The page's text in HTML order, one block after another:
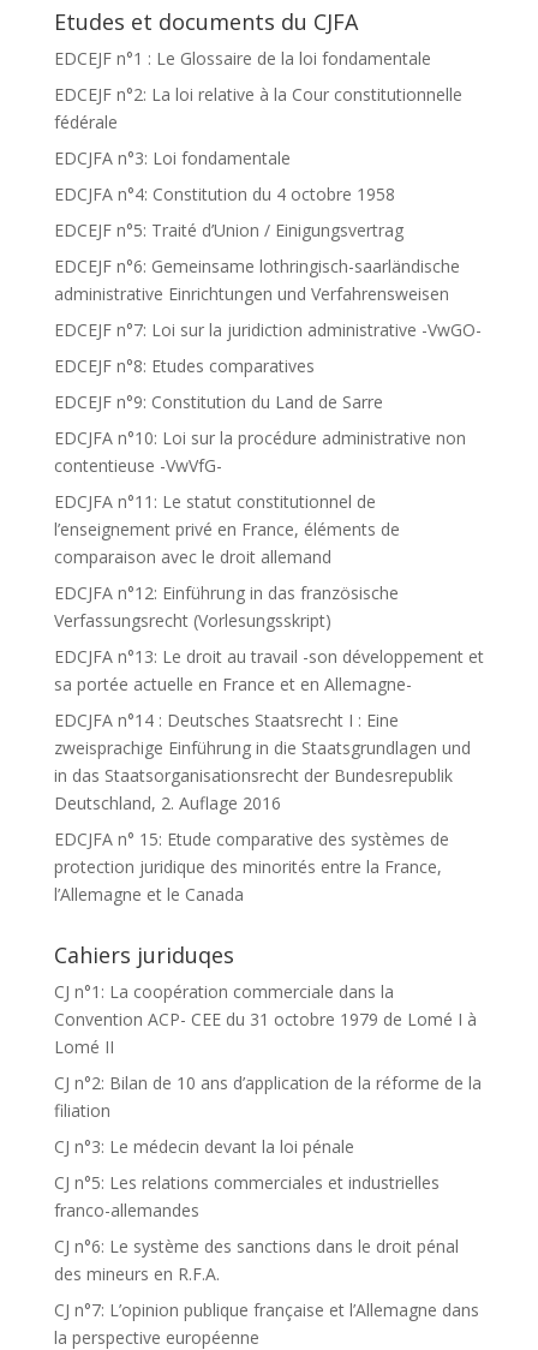
Etudes et documents du CJFA
EDCEJF n°1 : Le Glossaire de la loi fondamentale
EDCEJF n°2: La loi relative à la Cour constitutionnelle
fédérale
EDCJFA n°3: Loi fondamentale
EDCJFA n°4: Constitution du 4 octobre 1958
EDCEJF n°5: Traité d’Union / Einigungsvertrag
EDCEJF n°6: Gemeinsame lothringisch-saarländische
administrative Einrichtungen und Verfahrensweisen
EDCEJF n°7: Loi sur la juridiction administrative -VwGO-
EDCEJF n°8: Etudes comparatives
EDCEJF n°9: Constitution du Land de Sarre
EDCJFA n°10: Loi sur la procédure administrative non
contentieuse -VwVfG-
EDCJFA n°11: Le statut constitutionnel de
l’enseignement privé en France, éléments de
comparaison avec le droit allemand
EDCJFA n°12: Einführung in das französische
Verfassungsrecht (Vorlesungsskript)
EDCJFA n°13: Le droit au travail -son développement et
sa portée actuelle en France et en Allemagne-
EDCJFA n°14 : Deutsches Staatsrecht I : Eine
zweisprachige Einführung in die Staatsgrundlagen und
in das Staatsorganisationsrecht der Bundesrepublik
Deutschland, 2. Auflage 2016
EDCJFA n° 15: Etude comparative des systèmes de
protection juridique des minorités entre la France,
l’Allemagne et le Canada
Cahiers juriduqes
CJ n°1: La coopération commerciale dans la
Convention ACP- CEE du 31 octobre 1979 de Lomé I à
Lomé II
CJ n°2: Bilan de 10 ans d’application de la réforme de la
filiation
CJ n°3: Le médecin devant la loi pénale
CJ n°5: Les relations commerciales et industrielles
franco-allemandes
CJ n°6: Le système des sanctions dans le droit pénal
des mineurs en R.F.A.
CJ n°7: L’opinion publique française et l’Allemagne dans
la perspective européenne